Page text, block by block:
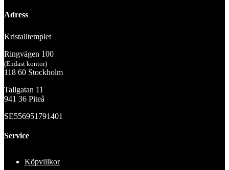
Adress
Kristalltemplet
Ringvägen 100
(Endast kontor)
118 60 Stockholm
Tallgatan 11
941 36 Piteå
SE556951791401
Service
Köpvillkor